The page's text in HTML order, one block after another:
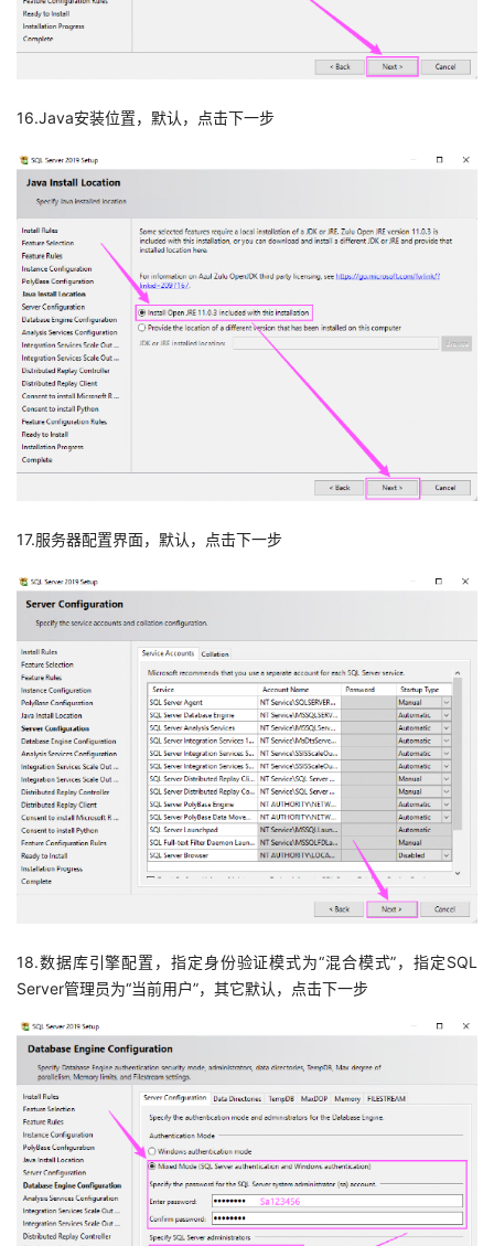
16.Java安装位置，默认，点击下一步
17.服务器配置界面，默认，点击下一步
18.数据库引擎配置，指定身份验证模式为“混合模式”，指定SQL
Server管理员为“当前用户”，其它默认，点击下一步